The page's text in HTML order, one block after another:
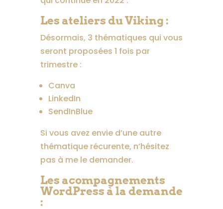
Les ateliers du Viking :
Désormais, 3 thématiques qui vous
seront proposées 1 fois par
trimestre :
Canva
LinkedIn
SendInBlue
Si vous avez envie d’une autre
thématique récurente, n’hésitez
pas à me le demander.
Les acompagnements
WordPress à la demande
: